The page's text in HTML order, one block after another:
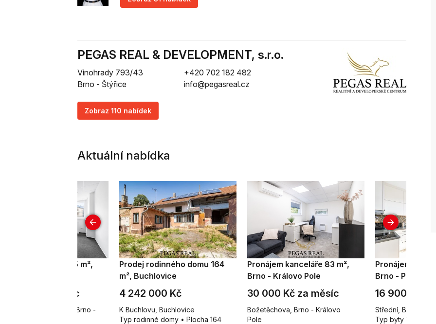
PEGAS REAL & DEVELOPMENT, s.r.o.
Vinohrady 793/43
Brno - Štýřice
Zobraz 110 nabídek
+420 702 182 482
info@pegasreal.cz
Aktuální nabídka
kanceláře 35 m²,
503 Kč za měsíc
Horákové 1957/13, Brno -
Prodej rodinného domu 164
m², Buchlovice
4 242 000 Kč
K Buchlovu, Buchlovice
Typ rodinné domy • Plocha 164
Pronájem kanceláře 83 m²,
Brno - Královo Pole
30 000 Kč za měsíc
Božetěchova, Brno - Královo
Pole
Pronájem bytu
Brno - Ponava
16 900 Kč za
Střední, Brno -
Typ byty 1+kk •